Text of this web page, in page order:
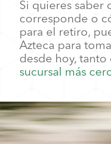
Si quieres saber
corresponde o
para el retiro,
Azteca para
desde hoy,
sucursal más